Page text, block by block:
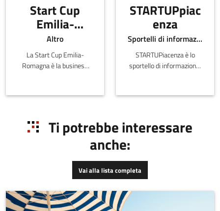
Start Cup
Emilia-
Romagna
Altro
La Start Cup Emilia-
Romagna è la business
affiliata al PNI-Premio
l'Innovazione.
STARTUPpiac
enza
Sportelli di informazione
STARTUPiacenza è lo
sportello di informazione,
e promozione territoriale
Ti potrebbe interessare
anche:
Vai alla lista completa